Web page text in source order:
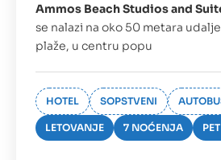
Ammos Beach Studios and
se nalazi na oko 50 metara
plaže, u centru popu
HOTEL SOPSTVENI
LETOVANJE 7 NOĆENJA